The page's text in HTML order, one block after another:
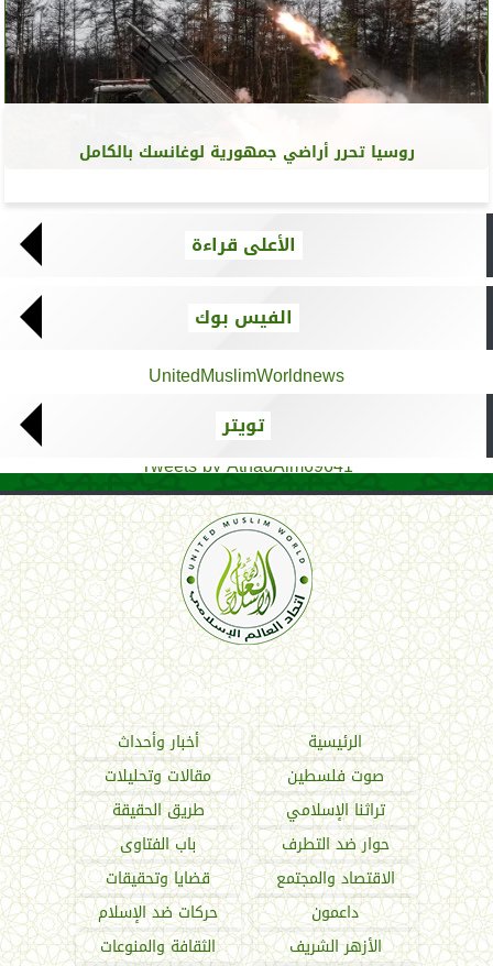
روسيا تحرر أراضي جمهورية لوغانسك بالكامل
الأعلى قراءة
الفيس بوك
UnitedMuslimWorldnews
تويتر
Tweets by AthadAlm69641
اتحاد العالم الإسلامي
الرئيسية
أخبار وأحداث
صوت فلسطين
مقالات وتحليلات
تراثنا الإسلامي
طريق الحقيقة
حوار ضد التطرف
باب الفتاوى
الاقتصاد والمجتمع
قضايا وتحقيقات
داعمون
حركات ضد الإسلام
الأزهر الشريف
الثقافة والمنوعات